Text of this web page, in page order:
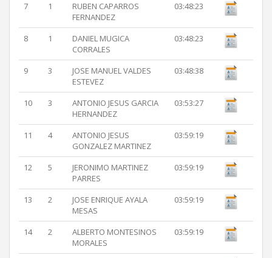
7 1
RUBEN CAPARROS
FERNANDEZ
03:48:23
8 1
DANIEL MUGICA
CORRALES
03:48:23
9 3
JOSE MANUEL VALDES
ESTEVEZ
03:48:38
10 3
ANTONIO JESUS GARCIA
HERNANDEZ
03:53:27
11 4
ANTONIO JESUS
GONZALEZ MARTINEZ
03:59:19
12 5
JERONIMO MARTINEZ
PARRES
03:59:19
13 2
JOSE ENRIQUE AYALA
MESAS
03:59:19
14 2
ALBERTO MONTESINOS
MORALES
03:59:19